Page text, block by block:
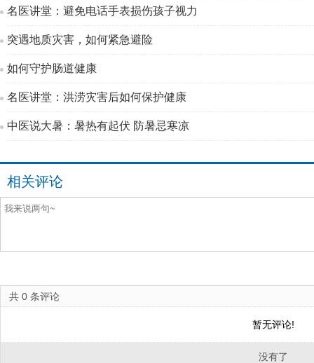
名医讲堂：避免电话手表损伤孩子视力
突遇地质灾害，如何紧急避险
如何守护肠道健康
名医讲堂：洪涝灾害后如何保护健康
中医说大暑：暑热有起伏 防暑忌寒凉
相关评论
共 0 条评论
暂无评论!
没有了